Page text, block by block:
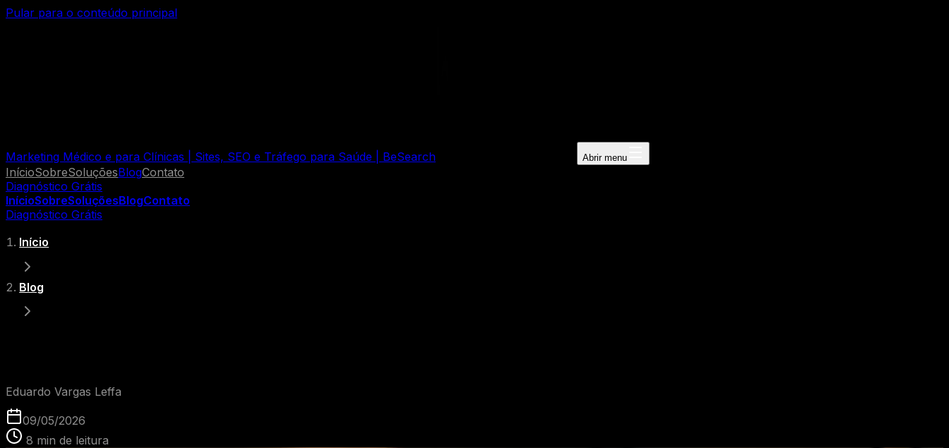
Pular para o conteúdo principal
Marketing Médico e para Clínicas | Sites, SEO e Tráfego para Saúde | BeSearch Abrir menu
InícioSobreSoluçõesBlogContato
Diagnóstico Grátis
InícioSobreSoluçõesBlogContato
Diagnóstico Grátis
Início
Blog
Eduardo Vargas Leffa
09/05/2026
8 min de leitura